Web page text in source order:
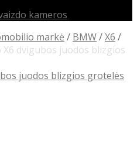
kameros
markė / BMW/X6 /
X6 dvigubos juodos blizgios